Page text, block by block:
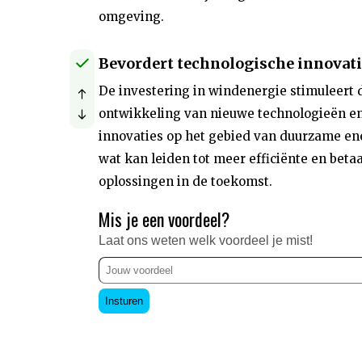
omgeving.
Bevordert technologische
De investering in windenergie stimuleert
ontwikkeling van nieuwe technologieën
innovaties op het gebied van duurzame
wat kan leiden tot meer efficiënte en
oplossingen in de toekomst.
Mis je een voordeel?
Laat ons weten welk voordeel je mist!
Insturen